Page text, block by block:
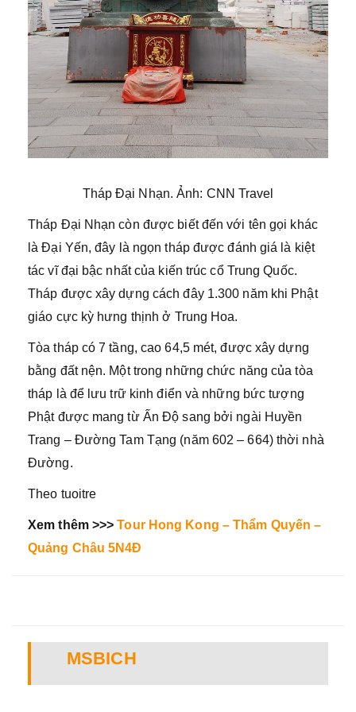
Tháp Đại Nhạn. Ảnh: CNN Travel
Tháp Đại Nhạn còn được biết đến với tên gọi khác
là Đại Yến, đây là ngọn tháp được đánh giá là kiệt
tác vĩ đại bậc nhất của kiến trúc cổ Trung Quốc.
Tháp được xây dựng cách đây 1.300 năm khi Phật
giáo cực kỳ hưng thịnh ở Trung Hoa.
Tòa tháp có 7 tầng, cao 64,5 mét, được xây dựng
bằng đất nện. Một trong những chức năng của tòa
tháp là để lưu trữ kinh điển và những bức tượng
Phật được mang từ Ấn Độ sang bởi ngài Huyền
Trang – Đường Tam Tạng (năm 602 – 664) thời nhà
Đường.
Theo tuoitre
Xem thêm >>>Tour Hong Kong – Thẩm Quyến –
Quảng Châu 5N4Đ
MSBICH